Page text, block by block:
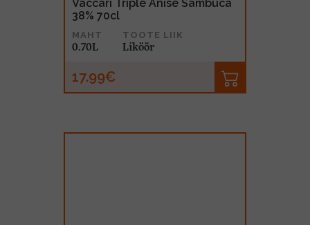
Vaccari Triple Anise Sambuca
38% 70cl
MAHT
0.70L
TOOTE LIIK
Liköör
17.99€